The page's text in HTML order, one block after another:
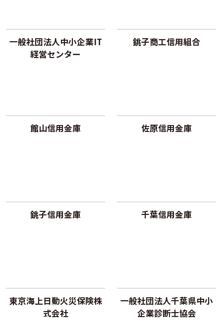
一般社団法人中小企業IT
経営センター
銚子商工信用組合
館山信用金庫 佐原信用金庫
銚子信用金庫 千葉信用金庫
東京海上日動火災保険株
式会社
一般社団法人千葉県中小
企業診断士協会